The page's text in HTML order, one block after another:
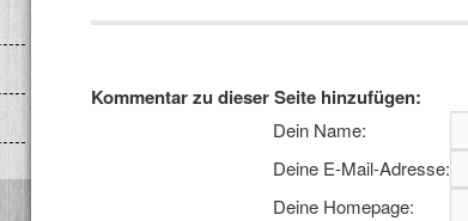
Kommentar zu dieser Seite hinzufügen:
Dein Name:
Deine E-Mail-Adresse:
Deine Homepage: